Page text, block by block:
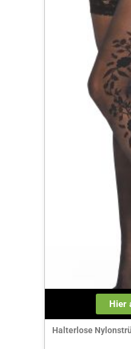
Hier
Halterlose